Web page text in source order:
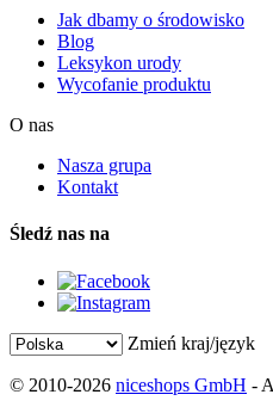
Jak dbamy o środowisko
Blog
Leksykon urody
Wycofanie produktu
O nas
Nasza grupa
Kontakt
Śledź nas na
Zmień kraj/język
© 2010-2026 niceshops GmbH -